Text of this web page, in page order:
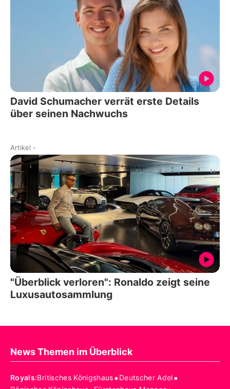
David Schumacher verrät erste Details
über seinen Nachwuchs
Artikel -
"Überblick verloren": Ronaldo zeigt seine
Luxusautosammlung
News Themen im Überblick
Royals:Britisches Königshaus•Deutscher Adel•